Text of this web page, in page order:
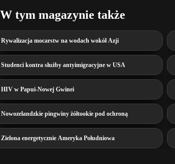
W tym magazynie także
Rywalizacja mocarstw na wodach wokół Azji
Studenci kontra służby antyimigracyjne w USA
HIV w Papui-Nowej Gwinei
Nowozelandzkie pingwiny żółtookie pod ochroną
Zielona energetycznie Ameryka Południowa